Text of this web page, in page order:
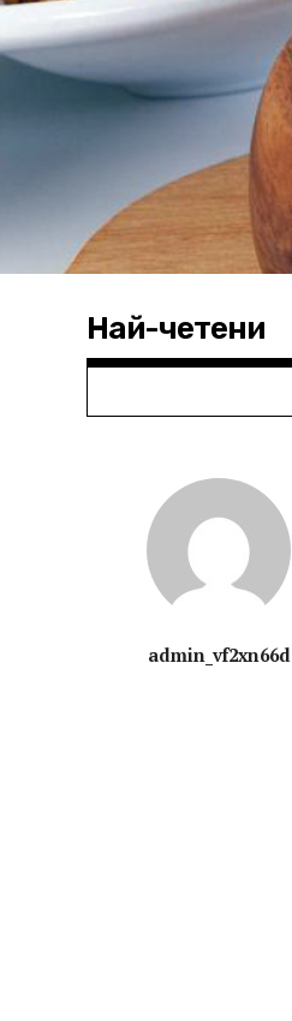
Най-четени
admin_vf2xn66d